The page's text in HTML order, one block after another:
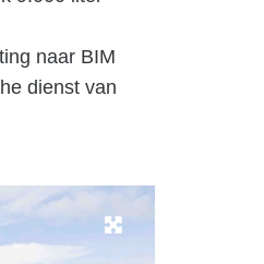
naar BIM
dienst van